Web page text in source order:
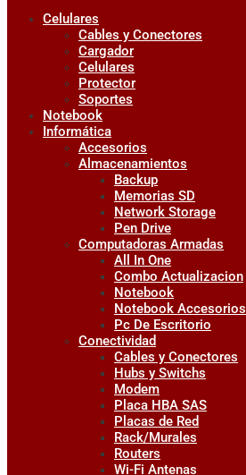
Celulares
Cables y Conectores
Cargador
Celulares
Protector
Soportes
Notebook
Informática
Accesorios
Almacenamientos
Backup
Memorias SD
Network Storage
Pen Drive
Computadoras Armadas
All In One
Combo Actualizacion
Notebook
Notebook Accesorios
Pc De Escritorio
Conectividad
Cables y Conectores
Hubs y Switchs
Modem
Placa HBA SAS
Placas de Red
Rack/Murales
Routers
Wi-Fi Antenas